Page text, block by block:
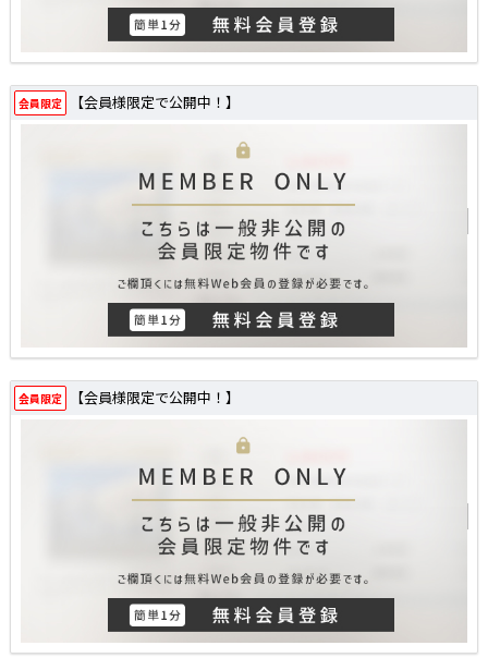
会員限定 【会員様限定で公開中！】
会員限定 【会員様限定で公開中！】